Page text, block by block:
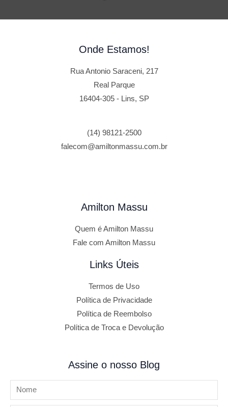
Onde Estamos!
Rua Antonio Saraceni, 217
Real Parque
16404-305 - Lins, SP
(14) 98121-2500
falecom@amiltonmassu.com.br
Amilton Massu
Quem é Amilton Massu
Fale com Amilton Massu
Links Úteis
Termos de Uso
Política de Privacidade
Política de Reembolso
Política de Troca e Devolução
Assine o nosso Blog